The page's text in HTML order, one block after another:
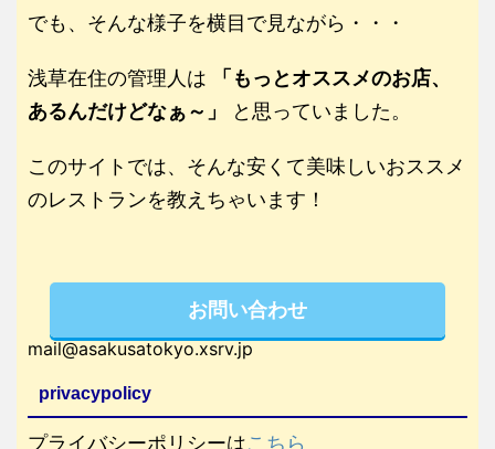
でも、そんな様子を横目で見ながら・・・
浅草在住の管理人は
「もっとオススメのお店、
あるんだけどなぁ～」
と思っていました。
このサイトでは、そんな安くて美味しいおススメ
のレストランを教えちゃいます！
お問い合わせ
mail@asakusatokyo.xsrv.jp
privacypolicy
プライバシーポリシーはこちら